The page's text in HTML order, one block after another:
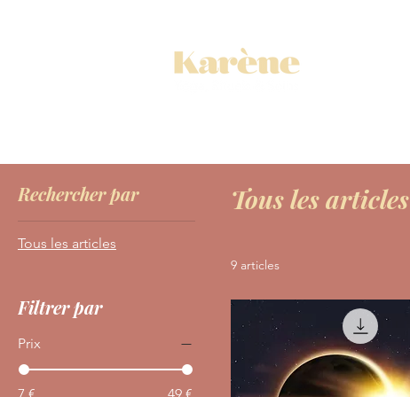
Rechercher par
Tous les articles
Filtrer par
Prix
Tous les articles
9 articles